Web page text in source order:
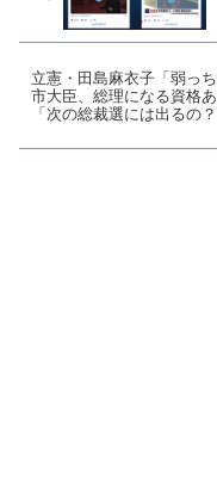
立憲・田島麻衣子「弱っ
市大臣、総理になる資格あ
「次の総裁選には出るの